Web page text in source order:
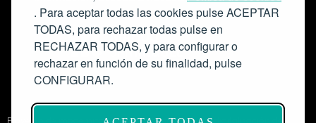
. Para aceptar todas las cookies pulse ACEPTAR
TODAS, para rechazar todas pulse en
RECHAZAR TODAS, y para configurar o
rechazar en función de su finalidad, pulse
CONFIGURAR.
Proyecto de modernización de infraestructuras y digitalización del